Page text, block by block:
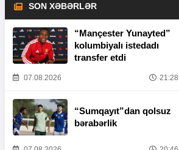
SON XƏBƏRLƏR
“Mançester Yunayted”
kolumbiyalı istedadı
transfer etdi
07.08.2026 21:28
“Sumqayıt”dan qolsuz
bərabərlik